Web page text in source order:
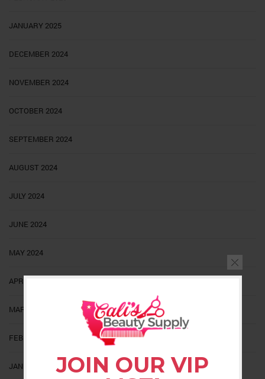
JOIN OUR VIP
JANUARY 2025
DECEMBER 2024
NOVEMBER 2024
OCTOBER 2024
SEPTEMBER 2024
AUGUST 2024
JULY 2024
JUNE 2024
MAY 2024
APRIL 2024
MARCH 2024
FEBRUARY 2024
JANUARY 2024